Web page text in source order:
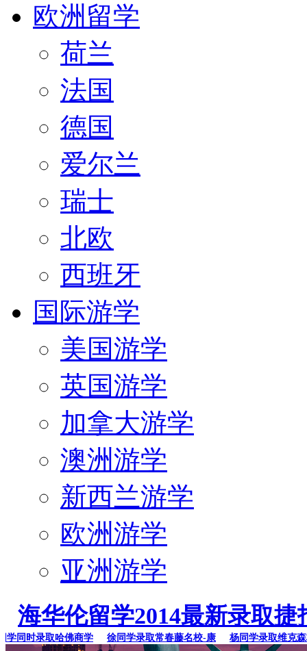
欧洲留学
荷兰
法国
德国
爱尔兰
瑞士
北欧
西班牙
国际游学
美国游学
英国游学
加拿大游学
澳洲游学
新西兰游学
欧洲游学
亚洲游学
海华伦留学2014最新录取捷
时录取哈佛商学 徐同学录取常春藤名校-康 杨同学录取维克森林